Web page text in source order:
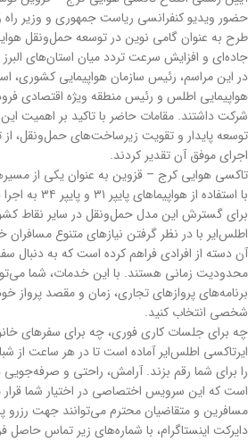
حضور ویدیو کنفرانسی ریاست جمهوری و وزیر راه
طرح به عنوان گامی نوین در توسعه حمل‌ونقل
جاده‌ای و افزایش سرعت تردد میان استان‌های
در این مراسم، رئیس سازمان هواپیمایی کشوری،
هواپیمایی اطلس و رئیس منطقه ویژه اقتصادی
شرکت داشتند. مقامات حاضر با تاکید بر اهمیت
توسعه پایدار و تقویت زیرساخت‌های حمل‌ونقل،
اجرای موفق آن تقدیر کردند.
تاکسی هوایی کرج – قزوین به عنوان یکی از
با استفاده از
برای گسترش این مدل حمل‌ونقل در سایر نقاط
اطلس‌ایر با در نظر گرفتن نیازهای متنوع
آن دسته از افرادی فراهم کرده است که به
محدودیت زمانی هستند. با این خدمات، شما
برنامه‌های پروازهای تجاری، زمان و مقصد پرواز
شخصی انتخاب کنید.
چه برای جلسات کاری فوری، چه برای سفرهای
ایرتاکسی اطلس‌ایر آماده است تا در هر ساعت از
را برای شما رقم بزند. آرامش، راحتی و صرفه‌جویی
است که این سرویس اختصاصی در اختیار شما
‌مسافرین و متقاضیان محترم می‌توانند جهت رزرو
دایرکت اینستاگرام، با شماره‌های زیر تماس حاصل